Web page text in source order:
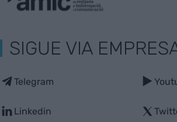
SIGUE VIA
Telegram
Linkedin